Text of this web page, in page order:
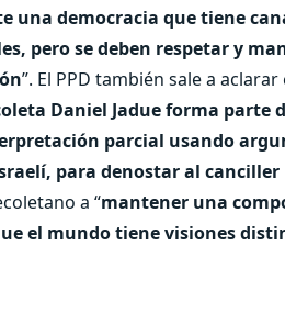
una democracia que tiene
pero se deben respetar y
”. El PPD también sale a
Daniel Jadue forma parte
parcial usando
para denostar al canciller
a “mantener una
el mundo tiene visiones